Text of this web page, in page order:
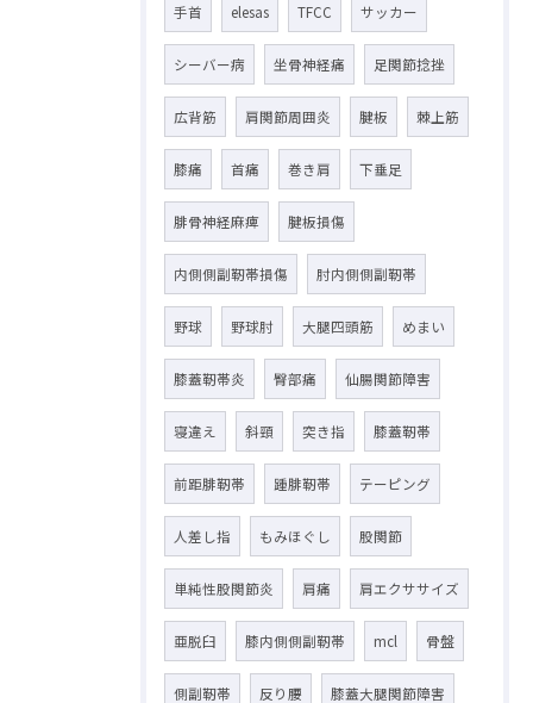
手首 elesas TFCC サッカー
シーバー病 坐骨神経痛 足関節捻挫
広背筋 肩関節周囲炎 腱板 棘上筋
膝痛 首痛 巻き肩 下垂足
腓骨神経麻痺 腱板損傷
内側側副靭帯損傷 肘内側側副靭帯
野球 野球肘 大腿四頭筋 めまい
膝蓋靭帯炎 臀部痛 仙腸関節障害
寝違え 斜頸 突き指 膝蓋靭帯
前距腓靭帯 踵腓靭帯 テーピング
人差し指 もみほぐし 股関節
単純性股関節炎 肩痛 肩エクササイズ
亜脱臼 膝内側側副靭帯 mcl 骨盤
側副靭帯 反り腰 膝蓋大腿関節障害